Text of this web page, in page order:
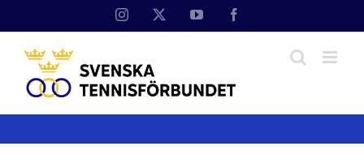
Instagram YouTube